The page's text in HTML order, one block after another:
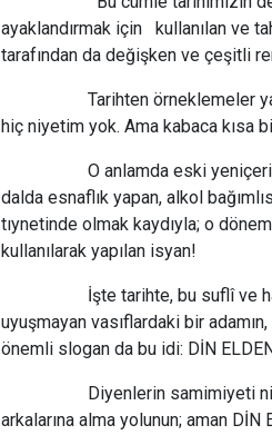
ayaklandırmak için kullanılan ve
tarafından da değişken ve çeşitli
Tarihten örneklemeler
hiç niyetim yok. Ama kabaca kısa
O anlamda eski yeniçeri
dalda esnaflık yapan, alkol
tıynetinde olmak kaydıyla; o
kullanılarak yapılan isyan!
İşte tarihte, bu suflî ve
uyuşmayan vasıflardaki bir
önemli slogan da bu idi: DİN
Diyenlerin samimiyeti
arkalarına alma yolunun; aman